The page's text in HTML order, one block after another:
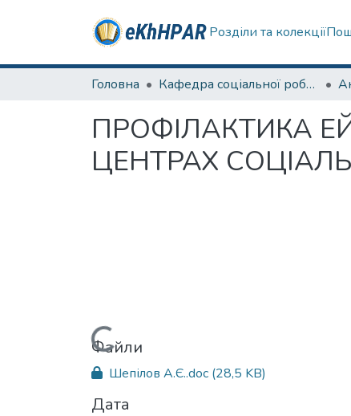
Розділи та колекції
Головна Кафедра соціальної роботи
ПРОФIЛАКТИКА
ЦЕНТРАХ
Вантажиться...
Файли
Шепілов А.Є..doc (28,5 KB)
Дата